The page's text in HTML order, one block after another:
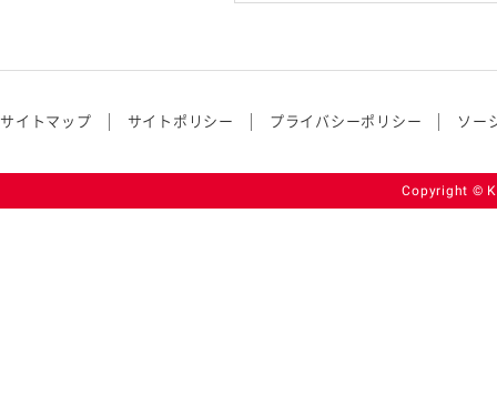
サイトマップ サイトポリシー プライバシーポリシー ソー
Copyright ©